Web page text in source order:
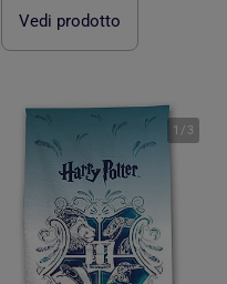
Vedi prodotto
1 / 3